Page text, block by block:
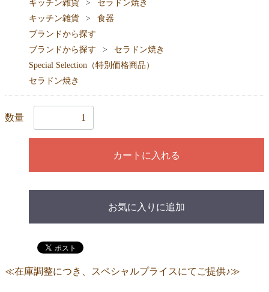
キッチン雑貨
セラドン焼き
キッチン雑貨
食器
ブランドから探す
ブランドから探す
セラドン焼き
Special Selection（特別価格商品）
セラドン焼き
数量
カートに入れる
お気に入りに追加
≪在庫調整につき、スペシャルプライスにてご提供♪≫